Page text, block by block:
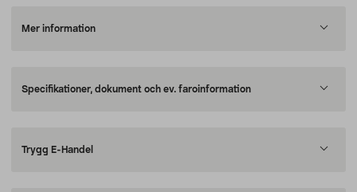
Mer information
Specifikationer, dokument och ev. faroinformation
Trygg E-Handel